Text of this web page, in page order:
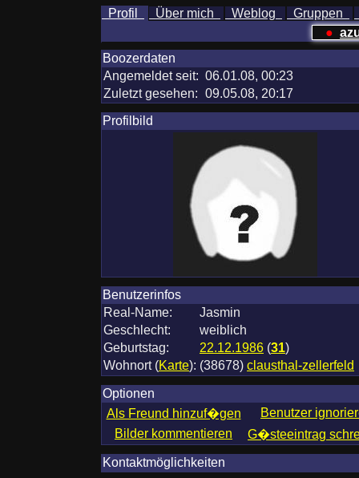
Profil Über mich Weblog Gruppen
●
Boozerdaten
Angemeldet seit: 06.01.08, 00:23
Zuletzt gesehen: 09.05.08, 20:17
Profilbild
Benutzerinfos
Real-Name:
Jasmin
Geschlecht:
weiblich
Geburtstag:
22.12.1986 (31)
Wohnort(Karte): (38678) clausthal-zellerfeld
Optionen
Als Freund hinzuf�gen
Benutzer
Bilder kommentieren
G�steeintrag
Kontaktmöglichkeiten